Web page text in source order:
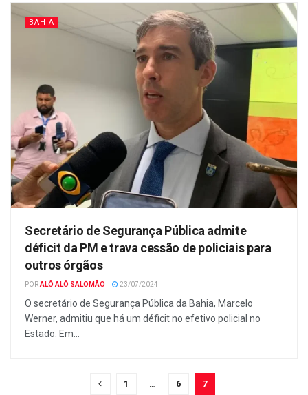
BAHIA
Secretário de Segurança Pública admite
déficit da PM e trava cessão de policiais para
outros órgãos
PORALÔ ALÔ SALOMÃO 23/07/2024
O secretário de Segurança Pública da Bahia, Marcelo
Werner, admitiu que há um déficit no efetivo policial no
Estado. Em...
1 6 7